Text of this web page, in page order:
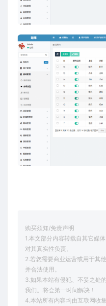
购买须知/免责声明
1.本文部分内容转载自其它媒
对其真实性负责。
2.若您需要商业运营或用于其
并合法使用。
3.如果本站有侵犯、不妥之处
我们。将会第一时间解决！
4.本站所有内容均由互联网收